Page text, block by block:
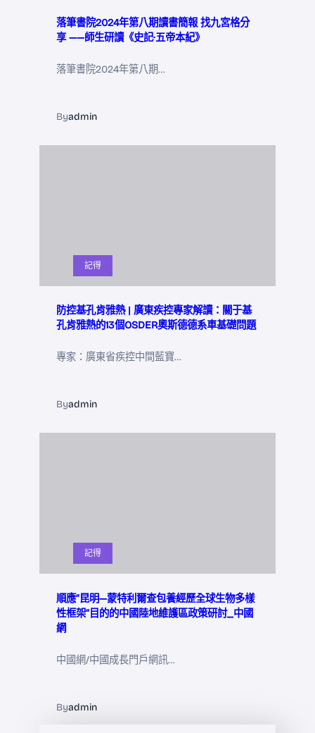
落筆書院2024年第八期讀書簡報 找九宮格分
享 ——師生研讀《史記·五帝本紀》
落筆書院2024年第八期…
Byadmin
記得
防控基孔肯雅熱 | 廣東疾控專家解讀：關于基
孔肯雅熱的13個OSDER奧斯德德系車基礎問題
專家：廣東省疾控中間藍寶…
Byadmin
記得
順應“昆明—蒙特利爾查包養經歷全球生物多樣
性框架”目的的中國陸地維護區政策研討_中國
網
中國網/中國成長門戶網訊…
Byadmin